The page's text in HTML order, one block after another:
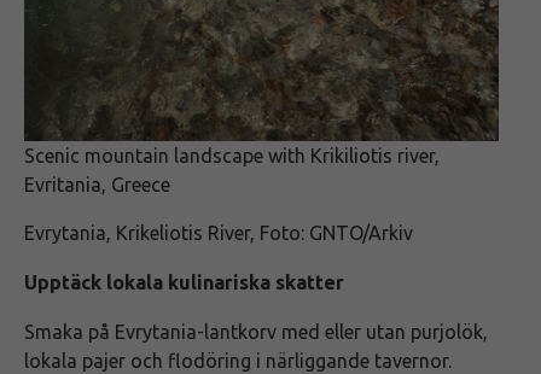
Scenic mountain landscape with Krikiliotis river,
Evritania, Greece
Evrytania, Krikeliotis River, Foto: GNTO/Arkiv
Upptäck lokala kulinariska skatter
Smaka på Evrytania-lantkorv med eller utan purjolök,
lokala pajer och flodöring i närliggande tavernor.